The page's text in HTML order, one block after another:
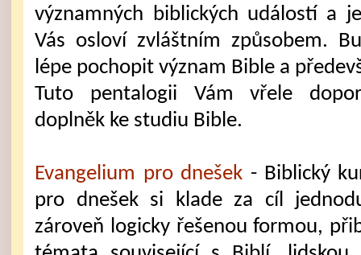
významných biblických událostí a
Vás osloví zvláštním způsobem.
lépe pochopit význam Bible a
Tuto pentalogii Vám vřele
doplněk ke studiu Bible.
Evangelium pro dnešek - Biblický
pro dnešek si klade za cíl
zároveň logicky řešenou formou,